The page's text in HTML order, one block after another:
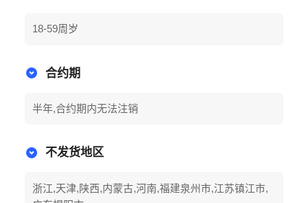
18-59周岁
合约期
半年,合约期内无法注销
不发货地区
浙江,天津,陕西,内蒙古,河南,福建泉州市,江苏镇江市,